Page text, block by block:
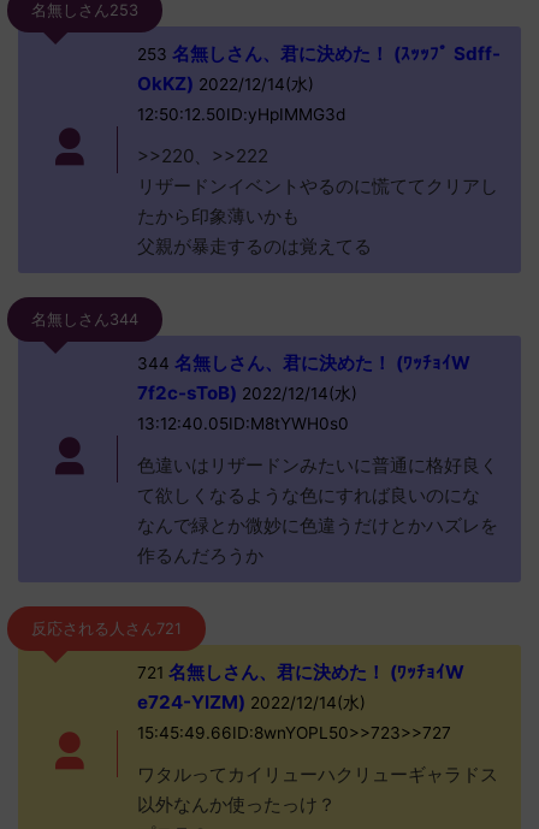
名無しさん253
253 名無しさん、君に決めた！ (ｽｯｯﾌﾟ Sdff-
OkKZ) 2022/12/14(水)
12:50:12.50ID:yHpIMMG3d
>>220、>>222
リザードンイベントやるのに慌ててクリアし
たから印象薄いかも
父親が暴走するのは覚えてる
名無しさん344
344 名無しさん、君に決めた！ (ﾜｯﾁｮｲW
7f2c-sToB) 2022/12/14(水)
13:12:40.05ID:M8tYWH0s0
色違いはリザードンみたいに普通に格好良く
て欲しくなるような色にすれば良いのにな
なんで緑とか微妙に色違うだけとかハズレを
作るんだろうか
反応される人さん721
721 名無しさん、君に決めた！ (ﾜｯﾁｮｲW
e724-YIZM) 2022/12/14(水)
15:45:49.66ID:8wnYOPL50>>723>>727
ワタルってカイリューハクリューギャラドス
以外なんか使ったっけ？